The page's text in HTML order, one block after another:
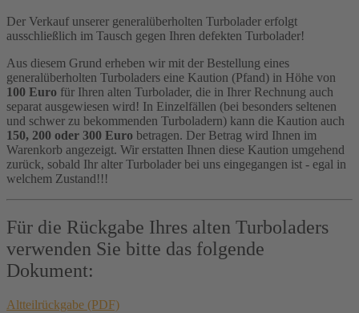
Der Verkauf unserer generalüberholten Turbolader erfolgt
ausschließlich im Tausch gegen Ihren defekten Turbolader!
Aus diesem Grund erheben wir mit der Bestellung eines
generalüberholten Turboladers eine Kaution (Pfand) in Höhe von
100 Euro für Ihren alten Turbolader, die in Ihrer Rechnung auch
separat ausgewiesen wird! In Einzelfällen (bei besonders seltenen
und schwer zu bekommenden Turboladern) kann die Kaution auch
150, 200 oder 300 Euro betragen. Der Betrag wird Ihnen im
Warenkorb angezeigt. Wir erstatten Ihnen diese Kaution umgehend
zurück, sobald Ihr alter Turbolader bei uns eingegangen ist - egal in
welchem Zustand!!!
Für die Rückgabe Ihres alten Turboladers
verwenden Sie bitte das folgende
Dokument:
Altteilrückgabe (PDF)